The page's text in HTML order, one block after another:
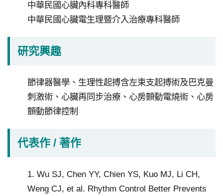
中華民國心臟內科專科醫師
中華民國心臟電生理暨介入治療專科醫師
研究興趣
節律器醫學、生理性起搏含左束支起搏術及巴克曼
刺激術、心臟再同步治療、心房顫動電燒術、心房
顫動節律控制
代表作 / 著作
1. Wu SJ, Chen YY, Chien YS, Kuo MJ, Li CH,
Weng CJ, et al. Rhythm Control Better Prevents